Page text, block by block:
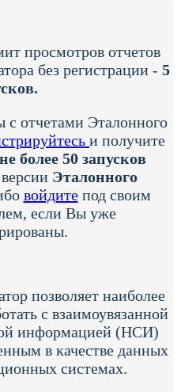
просмотров отчетов
без регистрации - 5
с отчетами Эталонного
и получите
более 50 запусков
Эталонного
войдитепод своим
если Вы уже
позволяет наиболее
с взаимоувязанной
информацией (НСИ)
в качестве данных
системах.